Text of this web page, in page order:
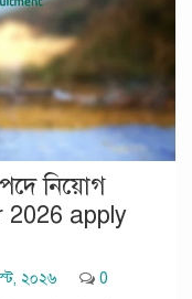
পদে নিয়োগ
2026 apply
২০২৬ 0